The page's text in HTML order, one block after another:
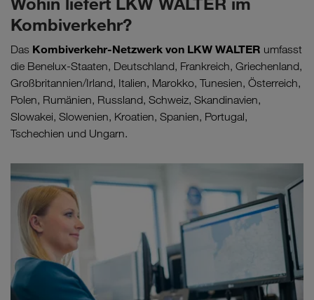
Kombiverkehr?
Das Kombiverkehr-Netzwerk von LKW WALTER umfasst
die Benelux-Staaten, Deutschland, Frankreich, Griechenland,
Großbritannien/Irland, Italien, Marokko, Tunesien, Österreich,
Polen, Rumänien, Russland, Schweiz, Skandinavien,
Slowakei, Slowenien, Kroatien, Spanien, Portugal,
Tschechien und Ungarn.